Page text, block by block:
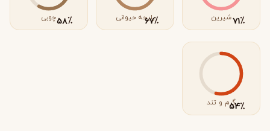
٪71شیرین ٪67
رایحه حیوانی ٪58چوبی
٪54گرم و تند